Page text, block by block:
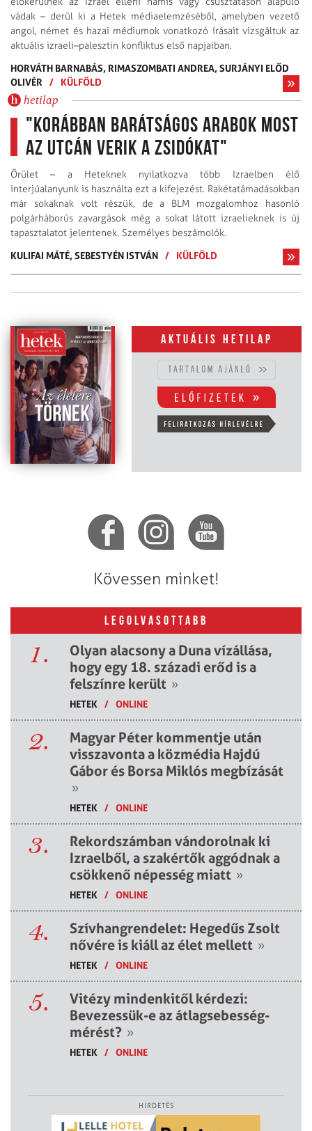
vádak – derül ki a Hetek médiaelemzéséből, amelyben vezető
angol, német és hazai médiumok vonatkozó írásait vizsgáltuk az
aktuális izraeli–palesztin konfliktus első napjaiban.
HORVÁTH BARNABÁS, RIMASZOMBATI ANDREA,SURJÁNYI ELŐD
OLIVÉR
/ KÜLFÖLD
hetilap
"Korábban barátságos arabok most
az utcán verik a zsidókat"
Őrület – a Heteknek nyilatkozva több Izraelben élő
interjúalanyunk is használta ezt a kifejezést. Rakétatámadásokban
már sokaknak volt részük, de a BLM mozgalomhoz hasonló
polgárháborús zavargások még a sokat látott izraelieknek is új
tapasztalatot jelentenek. Személyes beszámolók.
KULIFAI MÁTÉ,SEBESTYÉN ISTVÁN / KÜLFÖLD
Aktuális hetilap
Kövessen minket!
LEGOLVASOTTABB
1.
Olyan alacsony a Duna vízállása,
hogy egy 18. századi erőd is a
felszínre került »
HETEK / ONLINE
2.
Magyar Péter kommentje után
visszavonta a közmédia Hajdú
Gábor és Borsa Miklós megbízását
»
HETEK / ONLINE
3.
Rekordszámban vándorolnak ki
Izraelből, a szakértők aggódnak a
csökkenő népesség miatt »
HETEK / ONLINE
4.
Szívhangrendelet: Hegedűs Zsolt
nővére is kiáll az élet mellett »
HETEK / ONLINE
5.
Vitézy mindenkitől kérdezi:
Bevezessük-e az átlagsebesség-
mérést? »
HETEK / ONLINE
HIRDETÉS